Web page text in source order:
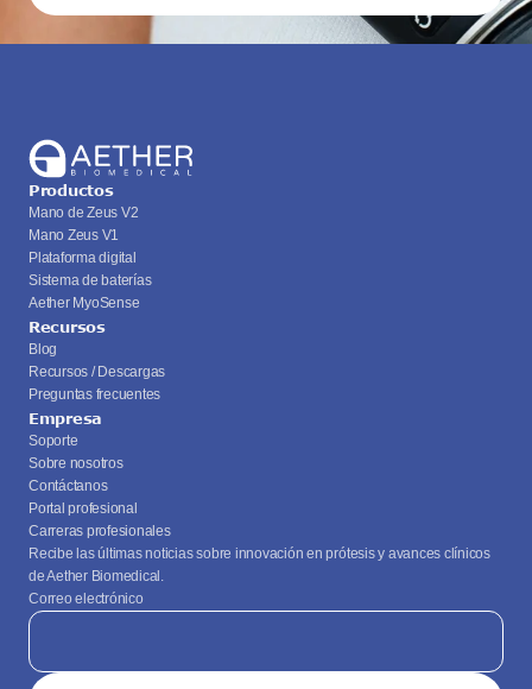
Productos
Mano de Zeus V2
Mano Zeus V1
Plataforma digital
Sistema de baterías
Aether MyoSense
Recursos
Blog
Recursos / Descargas
Preguntas frecuentes
Empresa
Soporte
Sobre nosotros
Contáctanos
Portal profesional
Carreras profesionales
Recibe las últimas noticias sobre innovación en prótesis y avances clínicos
de Aether Biomedical.
Correo electrónico